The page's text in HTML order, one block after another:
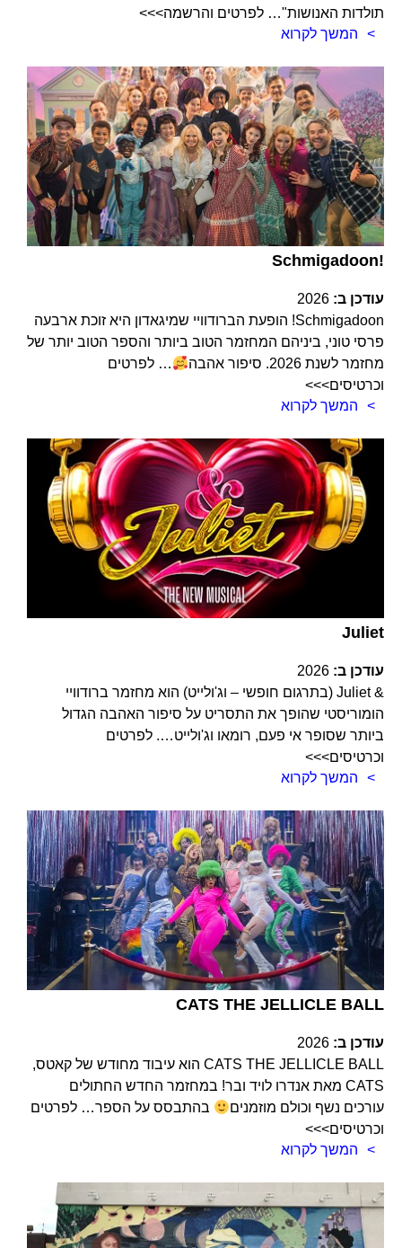
תולדות האנושות"… לפרטים והרשמה>>>
המשך לקרוא
Schmigadoon!
עודכן ב: 2026
Schmigadoon! הופעת הברודוויי שמיגאדון היא זוכת ארבעה
פרסי טוני, ביניהם המחזמר הטוב ביותר והספר הטוב יותר של
מחזמר לשנת 2026. סיפור אהבה
… לפרטים
וכרטיסים>>>
המשך לקרוא
Juliet
עודכן ב: 2026
& Juliet (בתרגום חופשי – וג'ולייט) הוא מחזמר ברודוויי
הומוריסטי שהופך את התסריט על סיפור האהבה הגדול
ביותר שסופר אי פעם, רומאו וג'ולייט…. לפרטים
וכרטיסים>>>
המשך לקרוא
CATS THE JELLICLE BALL
עודכן ב: 2026
CATS THE JELLICLE BALL הוא עיבוד מחודש של קאטס,
CATS מאת אנדרו לויד ובר! במחזמר החדש החתולים
עורכים נשף וכולם מוזמנים
בהתבסס על הספר… לפרטים
וכרטיסים>>>
המשך לקרוא